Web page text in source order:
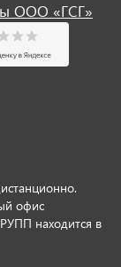
ООО «ГСГ»
офис
находится в